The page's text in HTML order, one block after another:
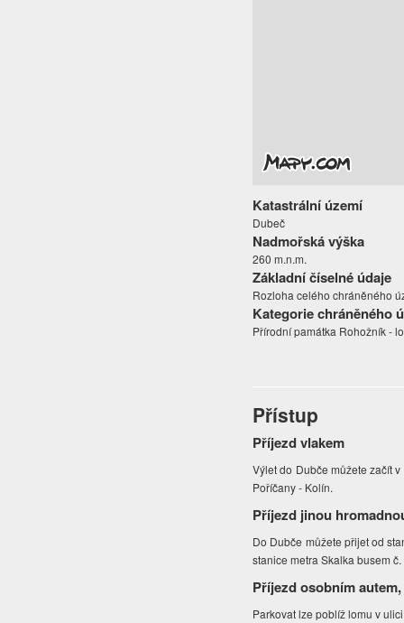
Katastrální území
Dubeč
Nadmořská výška
260 m.n.m.
Základní číselné údaje
Rozloha celého chráněného
Kategorie chráněného
Přírodní památka Rohožník -
Přístup
Příjezd vlakem
Výlet do Dubče můžete začít v
Poříčany - Kolín.
Příjezd jinou
Do Dubče můžete přijet od
stanice metra Skalka busem
Příjezd osobním
Parkovat lze poblíž lomu v